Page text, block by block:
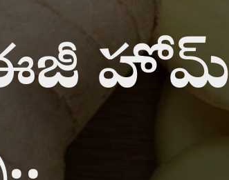
ఈజీ హోమ్